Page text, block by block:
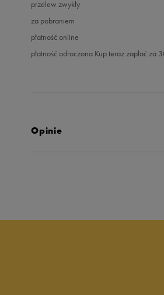
przelew zwykły
za pobraniem
płatność online
płatność odroczona Kup teraz zapłać za
Opinie